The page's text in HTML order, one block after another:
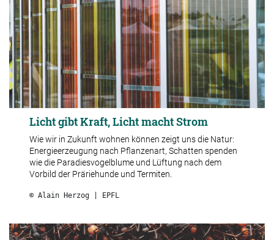
Licht gibt Kraft, Licht macht Strom
Wie wir in Zukunft wohnen können zeigt uns die Natur:
Energieerzeugung nach Pflanzenart, Schatten spenden
wie die Paradiesvogelblume und Lüftung nach dem
Vorbild der Präriehunde und Termiten.
© Alain Herzog | EPFL